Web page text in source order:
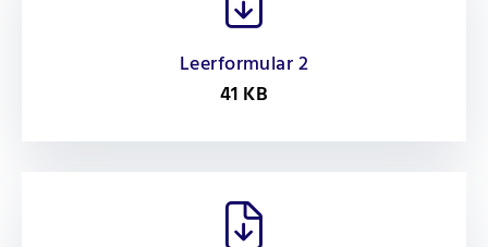
Leerformular 2
41 KB